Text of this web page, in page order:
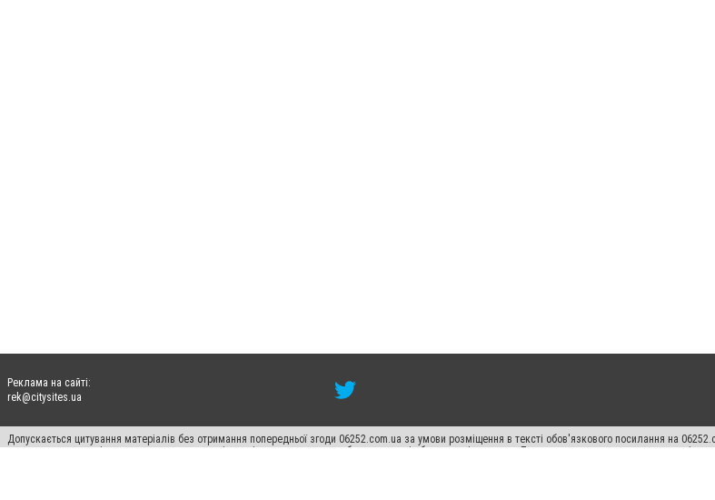
Реклама на сайті:
rek@citysites.ua
Допускається цитування матеріалів без отримання попередньої згоди 06252.com.ua за умови розміщення в тексті обов'язкового посилання на
пошукових систем гіперпосилання на цитовані статті не нижче другого абзацу в тексті або в якості джерела. Порушення виняткових прав